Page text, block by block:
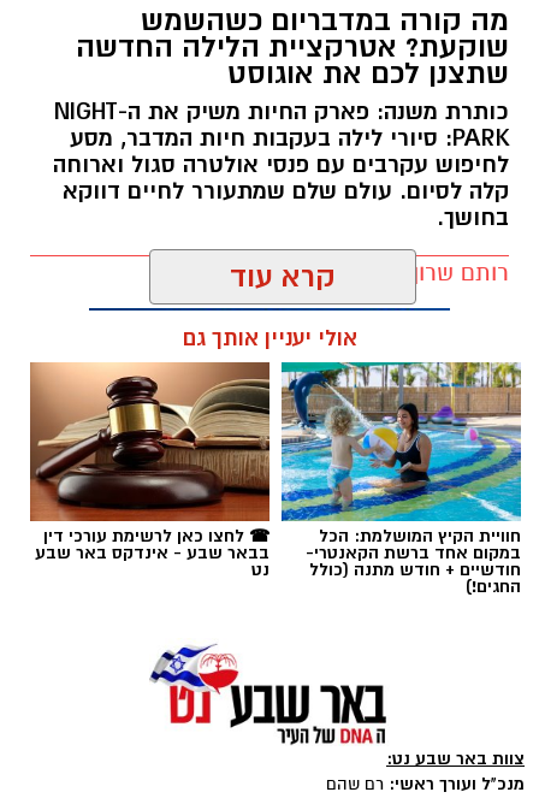
מה קורה במדבריום כשהשמש
שוקעת? אטרקציית הלילה החדשה
שתצנן לכם את אוגוסט
כותרת משנה: פארק החיות משיק את ה-NIGHT
PARK: סיורי לילה בעקבות חיות המדבר, מסע
לחיפוש עקרבים עם פנסי אולטרה סגול וארוחה
קלה לסיום. עולם שלם שמתעורר לחיים דווקא
בחושך.
רותם שרון / 11:30 10.08.26
תגים:מדבריום
קרא עוד
אולי יעניין אותך גם
חוויית הקיץ המושלמת: הכל
במקום אחד ברשת הקאנטרי-
חודשיים + חודש מתנה (כולל
החגים!)
☎ לחצו כאן לרשימת עורכי דין
בבאר שבע - אינדקס באר שבע
נט
צוות באר שבע נט:
מנכ"ל ועורך ראשי: רם שהם